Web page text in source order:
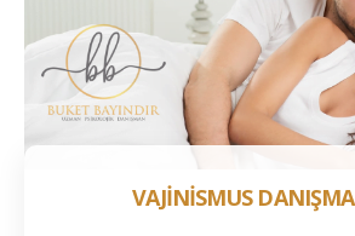
VAJİNİSMUS